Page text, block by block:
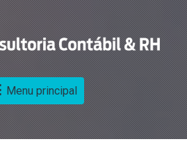
Menu principal